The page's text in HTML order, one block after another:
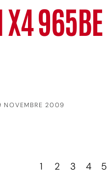
965BE
NOVEMBRE 2009
1 2 3 4 5